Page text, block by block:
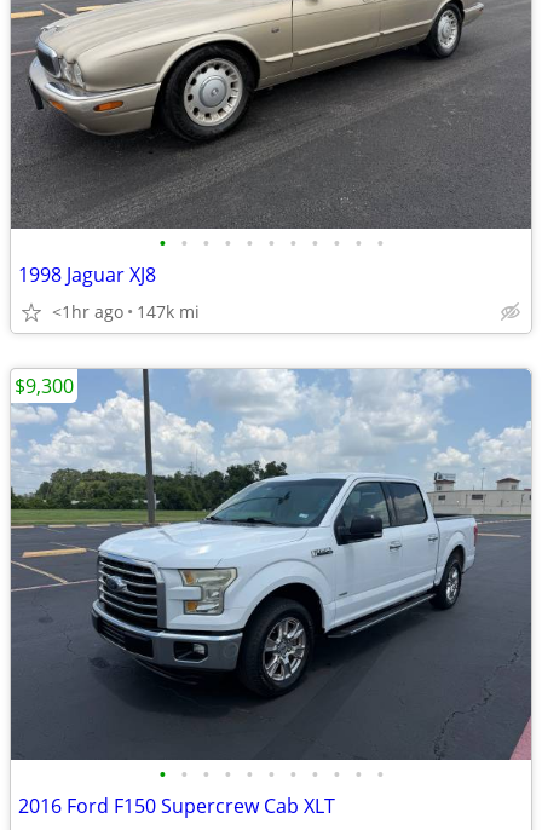
• • • • • • • • • • •
1998 Jaguar XJ8
<1hr ago 147k mi
• • • • • • • • • • •
2016 Ford F150 Supercrew Cab XLT
$9,300